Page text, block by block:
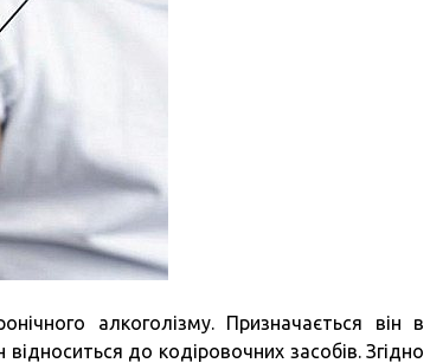
алкоголізму. Призначається він в
до кодіровочних засобів. Згідно